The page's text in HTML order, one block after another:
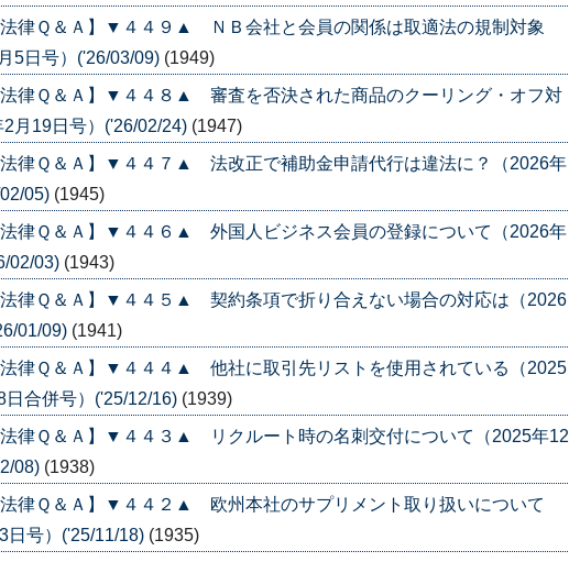
法律Ｑ＆Ａ】▼４４９▲ ＮＢ会社と会員の関係は取適法の規制対象
5日号）('26/03/09) (1949)
法律Ｑ＆Ａ】▼４４８▲ 審査を否決された商品のクーリング・オフ対
月19日号）('26/02/24) (1947)
法律Ｑ＆Ａ】▼４４７▲ 法改正で補助金申請代行は違法に？（2026年
05) (1945)
法律Ｑ＆Ａ】▼４４６▲ 外国人ビジネス会員の登録について（2026年
02/03) (1943)
法律Ｑ＆Ａ】▼４４５▲ 契約条項で折り合えない場合の対応は（2026
01/09) (1941)
法律Ｑ＆Ａ】▼４４４▲ 他社に取引先リストを使用されている（2025
合併号）('25/12/16) (1939)
法律Ｑ＆Ａ】▼４４３▲ リクルート時の名刺交付について（2025年12
08) (1938)
法律Ｑ＆Ａ】▼４４２▲ 欧州本社のサプリメント取り扱いについて
日号）('25/11/18) (1935)